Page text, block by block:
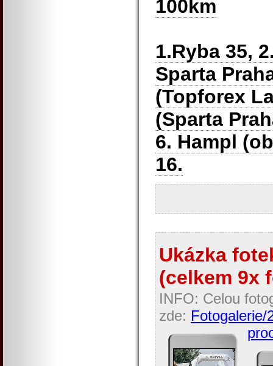
100km
1.Ryba 35,
Sparta
(Topforex
(Sparta
6. Hampl
16.
Ukázka
(celkem 9x
INFO: Celou
zde: Fotogalerie/